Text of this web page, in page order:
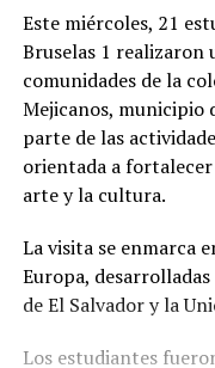
Este miércoles, 21
Bruselas 1
comunidades de la
Mejicanos, municipio
parte de las
orientada a
arte y la cultura.
La visita se enmarca
Europa,
de El Salvador y la
Los estudiantes